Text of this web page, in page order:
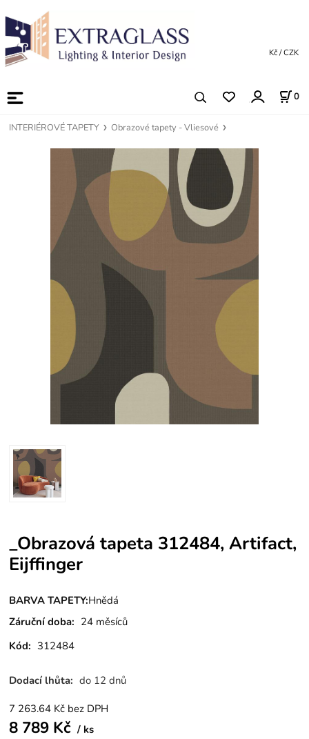
0
Kč / CZK
INTERIÉROVÉ TAPETY Obrazové tapety - Vliesové
_Obrazová tapeta 312484, Artifact,
Eijffinger
BARVA TAPETY:Hnědá
Záruční doba: 24 měsíců
Kód: 312484
Dodací lhůta: do 12 dnů
7 263.64 Kč bez DPH
8 789 Kč ks